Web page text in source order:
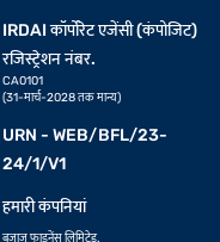
IRDAI कॉर्पोरेट एजेंसी (कंपोजिट)
रजिस्ट्रेशन नंबर.
CA0101
(31-मार्च-2028 तक मान्य)
URN - WEB/BFL/23-
24/1/V1
हमारी कंपनियां
बजाज फाइनेंस लिमिटेड.